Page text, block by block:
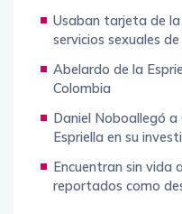
Usaban tarjeta de
servicios sexuales
Abelardo de la
Colombia
Daniel Noboallegó
Espriella en su
Encuentran sin vida
reportados como